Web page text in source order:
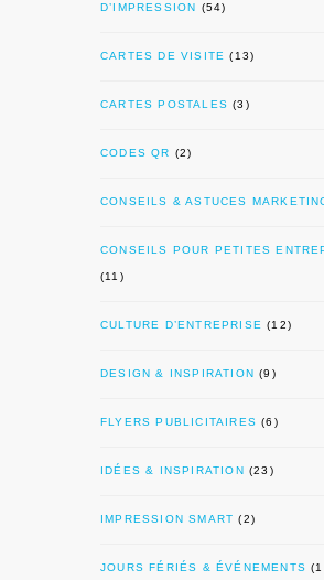
D’IMPRESSION (54)
CARTES DE VISITE (13)
CARTES POSTALES (3)
CODES QR (2)
CONSEILS & ASTUCES
CONSEILS POUR PETITES
(11)
CULTURE D’ENTREPRISE (12)
DESIGN & INSPIRATION (9)
FLYERS PUBLICITAIRES (6)
IDÉES & INSPIRATION (23)
IMPRESSION SMART (2)
JOURS FÉRIÉS & ÉVÉNEMENTS